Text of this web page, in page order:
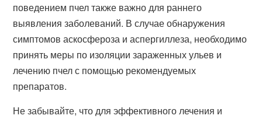
поведением пчел также важно для раннего
выявления заболеваний. В случае обнаружения
симптомов аскосфероза и аспергиллеза, необходимо
принять меры по изоляции зараженных ульев и
лечению пчел с помощью рекомендуемых
препаратов.
Не забывайте, что для эффективного лечения и